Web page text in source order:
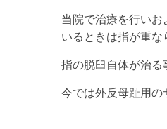
当院で治療を行い
いるときは指が重な
指の脱臼自体が治る
今では外反母趾用の